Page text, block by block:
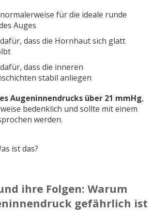
für die ideale runde
Auges
dass die Hornhaut sich glatt
dass die inneren
stabil anliegen
Augeninnendrucks über 21 mmHg,
bedenklich und sollte mit einem
werden.
ihre Folgen: Warum
gefährlich ist